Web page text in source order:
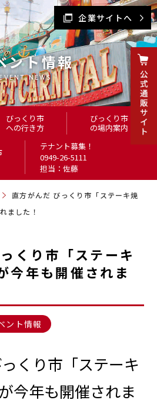
企業サイトへ
ント情報
NEWS
びっくり市
への行き方
びっくり市
の場内案内
テナント募集！
0949-26-5111
担当：佐藤
直方がんだ びっくり市「ステーキ焼
ました！
くり市「ステーキ
今年も開催されま
ント情報
くり市「ステーキ
今年も開催されま